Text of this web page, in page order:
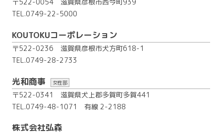
TEL.0749-22-5000
KOUTOKUコーポレーション
〒522-0236 滋賀県彦根市犬方町618-1
TEL.0749-28-2733
光和商事 女性部
〒522-0341 滋賀県犬上郡多賀町多賀441
TEL.0749-48-1071
有線 2-2188
株式会社弘森